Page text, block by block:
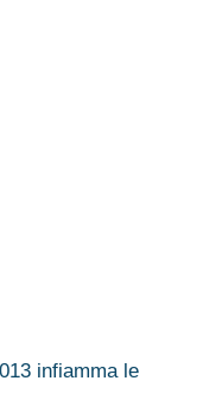
infiamma le